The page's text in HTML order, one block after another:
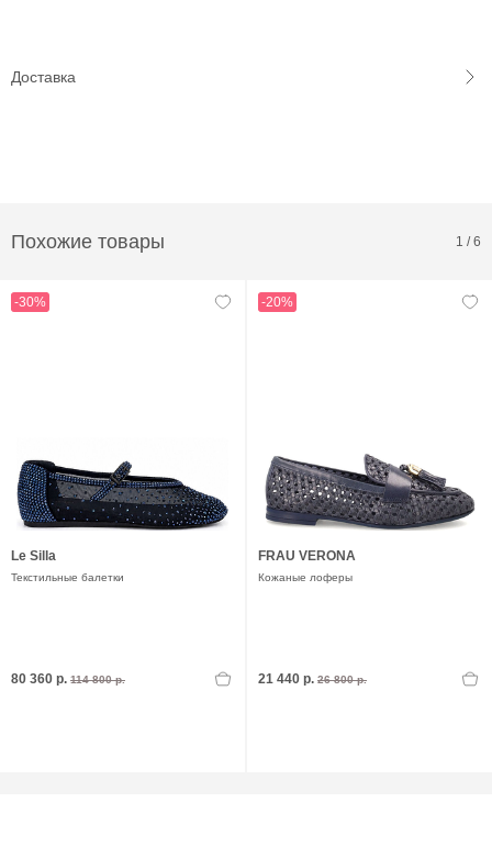
Доставка
Похожие товары 1 /6
-30%
Le Silla
Текстильные балетки
80 360 р. 114 800 р.
-20%
FRAU VERONA
Кожаные лоферы
21 440 р. 26 800 р.